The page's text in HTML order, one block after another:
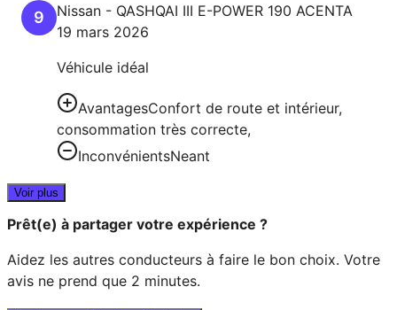
9 Nissan - QASHQAI III E-POWER 190 ACENTA
19 mars 2026
Véhicule idéal
AvantagesConfort de route et intérieur,
consommation très correcte,
InconvénientsNeant
Voir plus
Prêt(e) à partager votre expérience ?
Aidez les autres conducteurs à faire le bon choix. Votre
avis ne prend que 2 minutes.